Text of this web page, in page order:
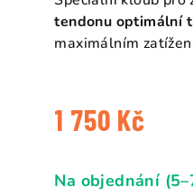
je
tendonu optimální
maximálním
1 750 Kč
cena:
Na objednání